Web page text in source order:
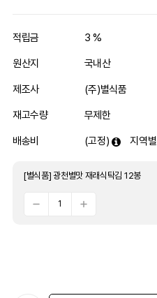
적립금 3 %
원산지 국내산
제조사 (주)별식품
재고수량 무제한
배송비 (고정) 지역별
[별식품] 광천별맛 재래식탁김 12봉